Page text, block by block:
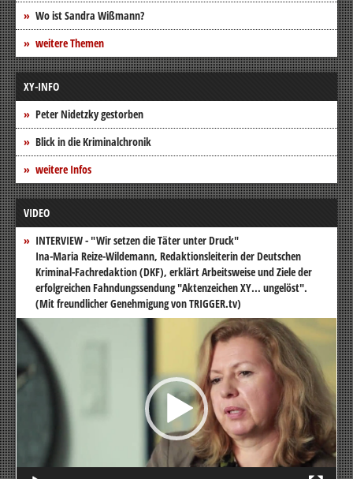
Wo ist Sandra Wißmann?
weitere Themen
XY-INFO
Peter Nidetzky gestorben
Blick in die Kriminalchronik
weitere Infos
VIDEO
INTERVIEW - "Wir setzen die Täter unter Druck"
Ina-Maria Reize-Wildemann, Redaktionsleiterin der Deutschen
Kriminal-Fachredaktion (DKF), erklärt Arbeitsweise und Ziele der
erfolgreichen Fahndungssendung "Aktenzeichen XY... ungelöst".
(Mit freundlicher Genehmigung von TRIGGER.tv)
Video-
Player